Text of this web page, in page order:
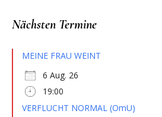
Nächsten Termine
MEINE FRAU WEINT
6 Aug. 26
19:00
VERFLUCHT NORMAL (OmU)